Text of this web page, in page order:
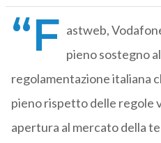
“F astweb,
pieno sostegno
regolamentazione italiana
pieno rispetto delle regole
apertura al mercato della